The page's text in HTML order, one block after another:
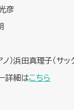
彦
）浜田真理子（サ
詳細はこちら